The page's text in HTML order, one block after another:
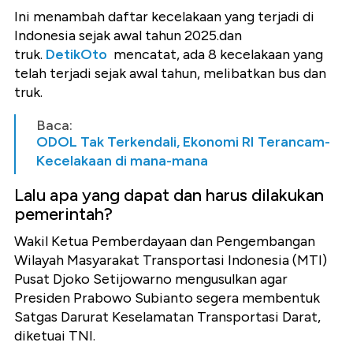
Ini menambah daftar kecelakaan yang terjadi di
Indonesia sejak awal tahun 2025.dan
truk. DetikOto mencatat, ada 8 kecelakaan yang
telah terjadi sejak awal tahun, melibatkan bus dan
truk.
Baca:
ODOL Tak Terkendali, Ekonomi RI Terancam-
Kecelakaan di mana-mana
Lalu apa yang dapat dan harus dilakukan
pemerintah?
Wakil Ketua Pemberdayaan dan Pengembangan
Wilayah Masyarakat Transportasi Indonesia (MTI)
Pusat Djoko Setijowarno mengusulkan agar
Presiden Prabowo Subianto segera membentuk
Satgas Darurat Keselamatan Transportasi Darat,
diketuai TNI.